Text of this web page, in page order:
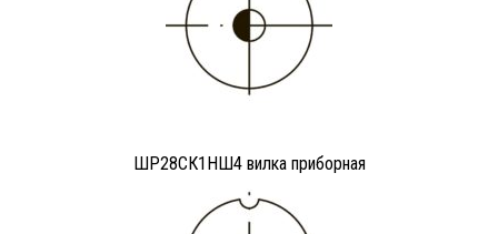
ШР28СК1НШ4 вилка приборная